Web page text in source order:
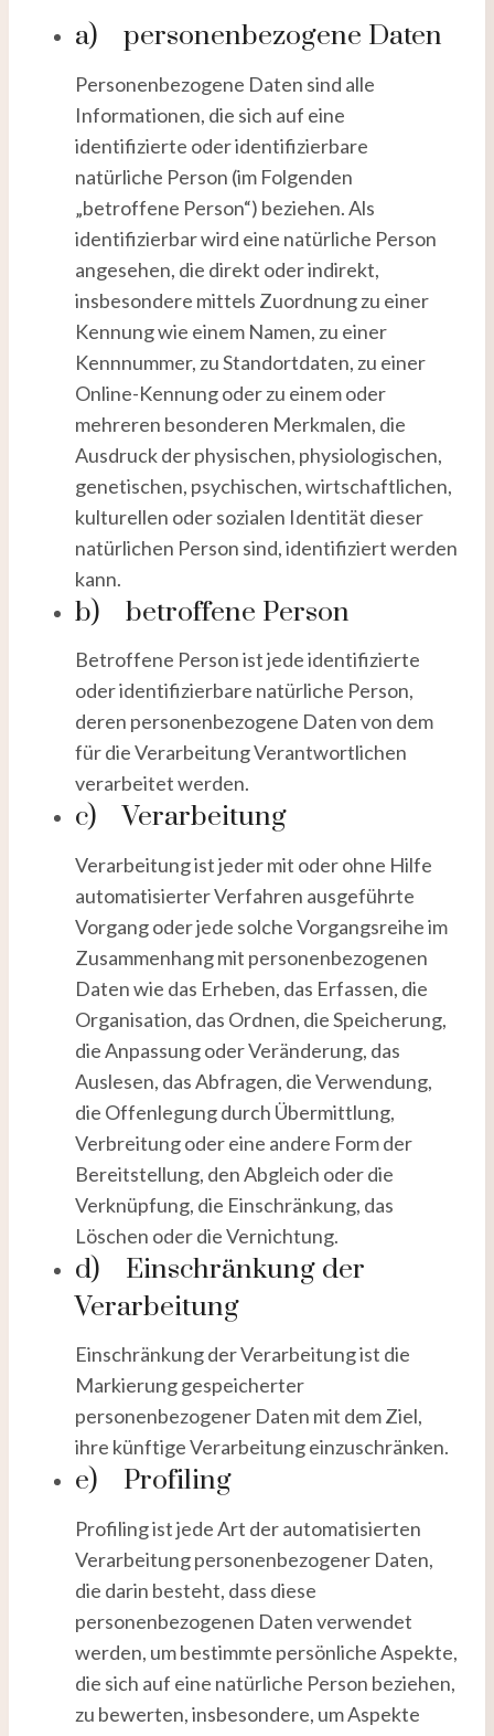
a) personenbezogene Daten
Personenbezogene Daten sind alle
Informationen, die sich auf eine
identifizierte oder identifizierbare
natürliche Person (im Folgenden
„betroffene Person“) beziehen. Als
identifizierbar wird eine natürliche Person
angesehen, die direkt oder indirekt,
insbesondere mittels Zuordnung zu einer
Kennung wie einem Namen, zu einer
Kennnummer, zu Standortdaten, zu einer
Online-Kennung oder zu einem oder
mehreren besonderen Merkmalen, die
Ausdruck der physischen, physiologischen,
genetischen, psychischen, wirtschaftlichen,
kulturellen oder sozialen Identität dieser
natürlichen Person sind, identifiziert werden
kann.
b) betroffene Person
Betroffene Person ist jede identifizierte
oder identifizierbare natürliche Person,
deren personenbezogene Daten von dem
für die Verarbeitung Verantwortlichen
verarbeitet werden.
c) Verarbeitung
Verarbeitung ist jeder mit oder ohne Hilfe
automatisierter Verfahren ausgeführte
Vorgang oder jede solche Vorgangsreihe im
Zusammenhang mit personenbezogenen
Daten wie das Erheben, das Erfassen, die
Organisation, das Ordnen, die Speicherung,
die Anpassung oder Veränderung, das
Auslesen, das Abfragen, die Verwendung,
die Offenlegung durch Übermittlung,
Verbreitung oder eine andere Form der
Bereitstellung, den Abgleich oder die
Verknüpfung, die Einschränkung, das
Löschen oder die Vernichtung.
d) Einschränkung der
Verarbeitung
Einschränkung der Verarbeitung ist die
Markierung gespeicherter
personenbezogener Daten mit dem Ziel,
ihre künftige Verarbeitung einzuschränken.
e) Profiling
Profiling ist jede Art der automatisierten
Verarbeitung personenbezogener Daten,
die darin besteht, dass diese
personenbezogenen Daten verwendet
werden, um bestimmte persönliche Aspekte,
die sich auf eine natürliche Person beziehen,
zu bewerten, insbesondere, um Aspekte